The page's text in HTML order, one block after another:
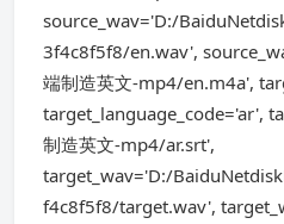
source_wav='D:/
3f4c8f5f8/en.wav',
端制造英文-mp4/en.m4a',
target_language_code='ar',
制造英文-mp4/ar.srt',
target_wav='D:/
f4c8f5f8/target.wav',